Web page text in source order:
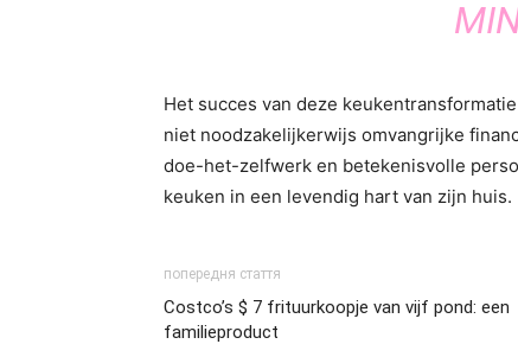
Het succes van deze
niet noodzakelijkerwijs omvangrijke
doe-het-zelfwerk en betekenisvolle
keuken in een levendig hart van zijn huis.
попередня стаття
Costco’s $ 7 frituurkoopje van vijf pond: een
familieproduct